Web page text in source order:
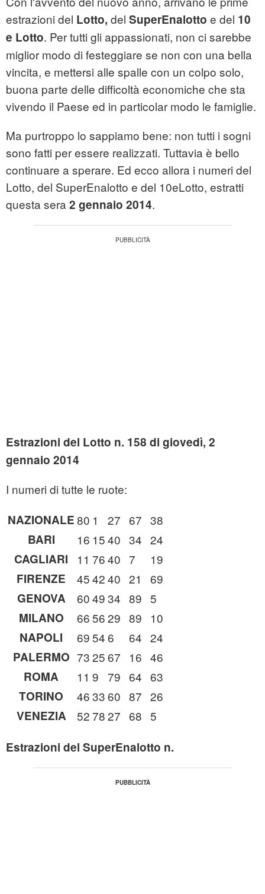
estrazioni del Lotto, del SuperEnalotto e del 10
e Lotto. Per tutti gli appassionati, non ci sarebbe
miglior modo di festeggiare se non con una bella
vincita, e mettersi alle spalle con un colpo solo,
buona parte delle difficoltà economiche che sta
vivendo il Paese ed in particolar modo le famiglie.
Ma purtroppo lo sappiamo bene: non tutti i sogni
sono fatti per essere realizzati. Tuttavia è bello
continuare a sperare. Ed ecco allora i numeri del
Lotto, del SuperEnalotto e del 10eLotto, estratti
questa sera 2 gennaio 2014.
Estrazioni del Lotto n. 158 di giovedì, 2
gennaio 2014
I numeri di tutte le ruote:
NAZIONALE80 1 27 67 38
BARI
16 1540 34 24
CAGLIARI
11 7640 7
19
FIRENZE
454240 21
69
GENOVA
604934 89 5
MILANO
665629 89
10
NAPOLI
69546 64 24
PALERMO 732567 16 46
ROMA
11 9 79 64 63
TORINO
463360 87 26
VENEZIA
527827 68 5
Estrazioni del SuperEnalotto n.